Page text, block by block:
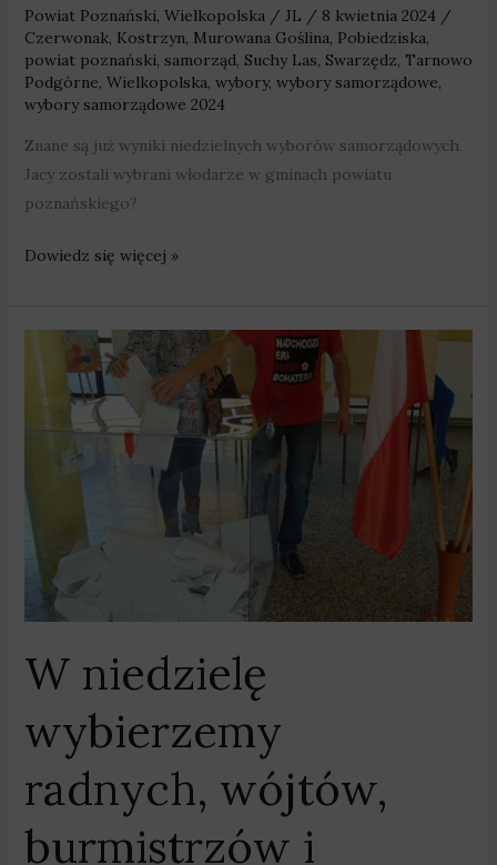
Powiat Poznański, Wielkopolska/ JL / 8 kwietnia 2024 /
Czerwonak, Kostrzyn, Murowana Goślina, Pobiedziska,
powiat poznański, samorząd, Suchy Las, Swarzędz, Tarnowo
Podgórne, Wielkopolska, wybory, wybory samorządowe,
wybory samorządowe 2024
Znane są już wyniki niedzielnych wyborów samorządowych.
Jacy zostali wybrani włodarze w gminach powiatu
poznańskiego?
Dowiedz się więcej »
W niedzielę
wybierzemy
radnych, wójtów,
burmistrzów i
niedzielę
wybierzemy
radnych,
wójtów,
burmistrzów
prezydentów
miast